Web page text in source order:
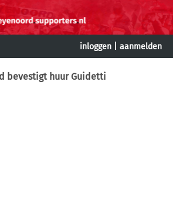
inloggen aanmelden
bevestigt huur Guidetti